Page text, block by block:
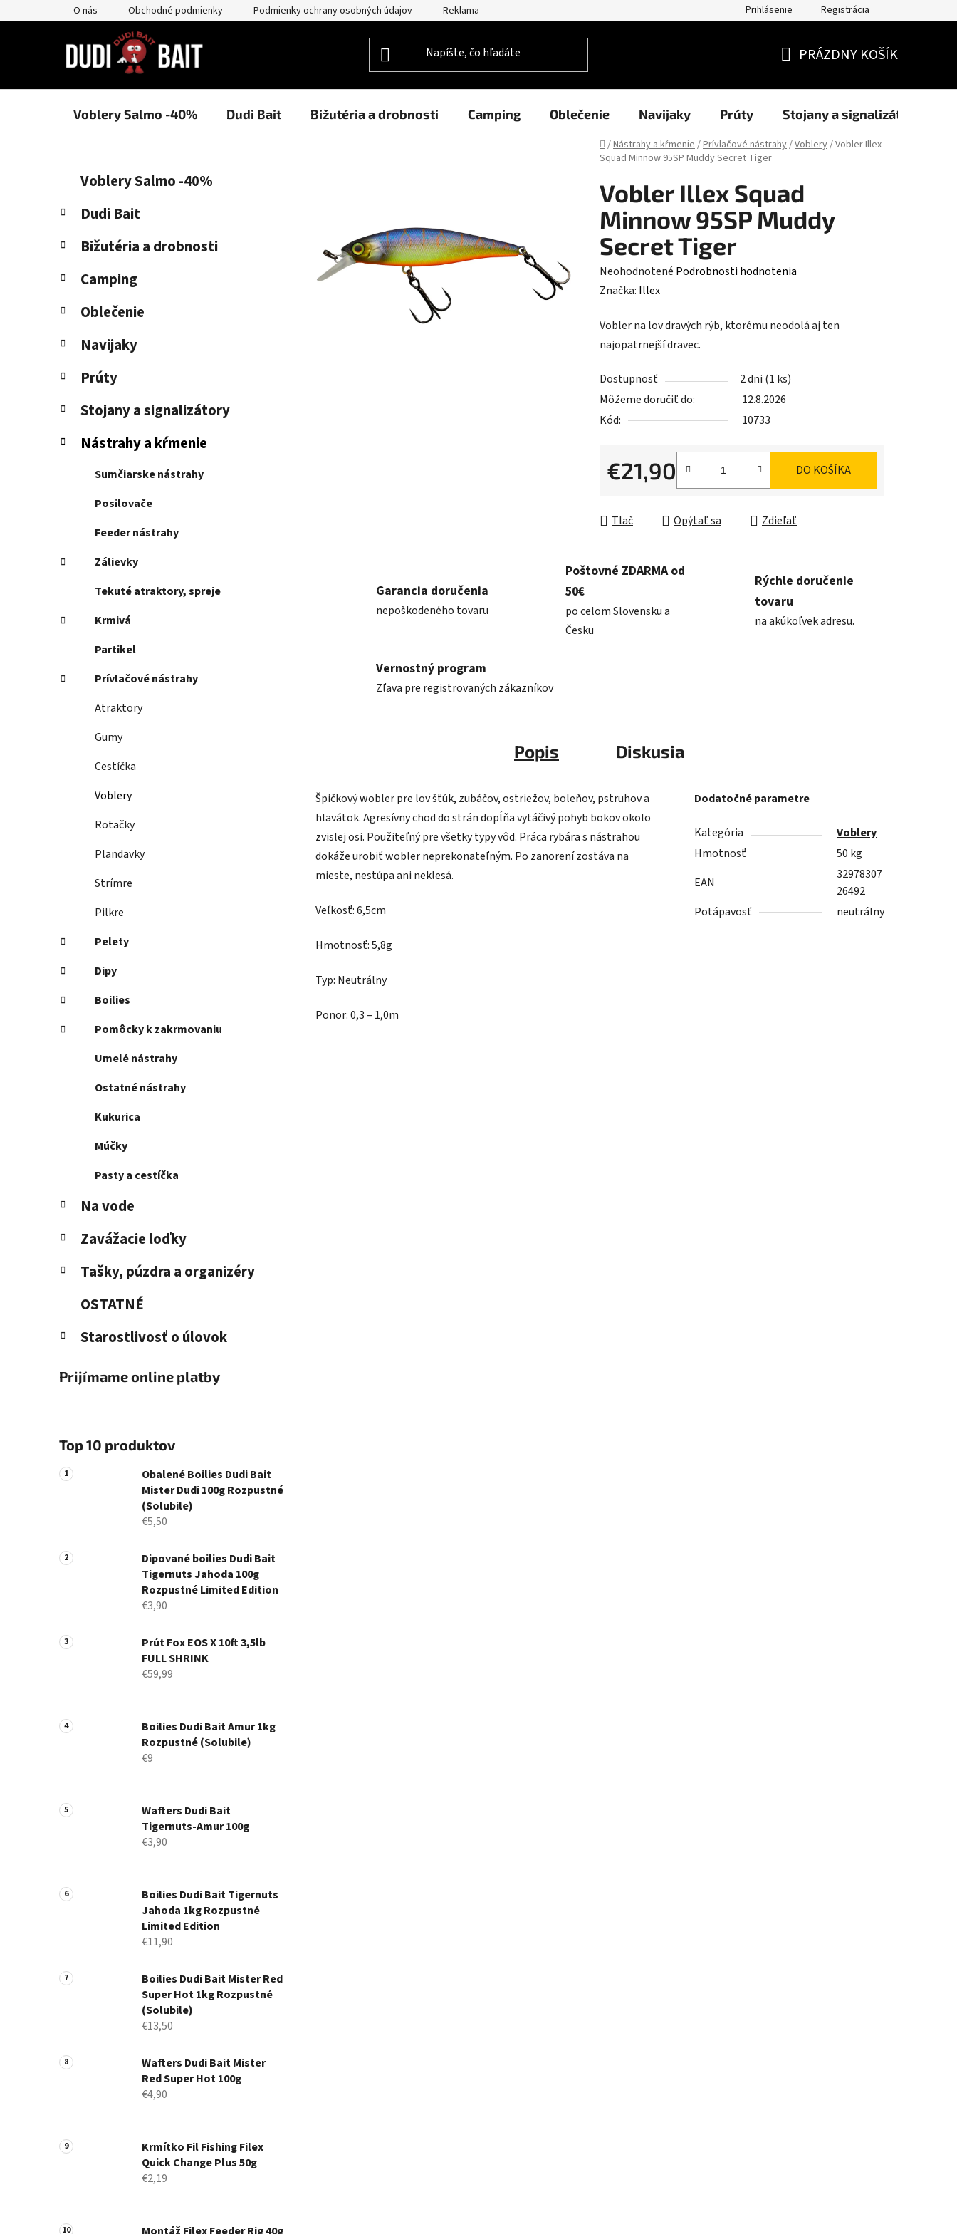
na
O nás Obchodné podmienky Podmienky ochrany osobných údajov Reklamačný poriadok Formuláre NAŠI PARTNERI -
Prihlásenie Registrácia
KOŠÍK
PRÁZDNY KOŠÍK
Voblery Salmo -40% Dudi Bait Bižutéria a drobnosti Camping Oblečenie Navijaky Prúty Stojany a signalizátory
Domov
/Nástrahy a kŕmenie/Prívlačové nástrahy/Voblery/Vobler Illex
Squad Minnow 95SP Muddy Secret Tiger
č
ý
a
n
l
Preskočiť
kategórie
e
ó
i
Voblery Salmo -40%
Dudi Bait
Bižutéria a drobnosti
Camping
Oblečenie
Navijaky
Prúty
Stojany a signalizátory
Nástrahy a kŕmenie
Sumčiarske nástrahy
Posilovače
Feeder nástrahy
Zálievky
Tekuté atraktory, spreje
Krmivá
Partikel
Prívlačové nástrahy
Atraktory
Gumy
Cestíčka
Voblery
Rotačky
Plandavky
Strímre
Pilkre
Pelety
Dipy
Boilies
Pomôcky k zakrmovaniu
Umelé nástrahy
Ostatné nástrahy
Kukurica
Múčky
Pasty a cestíčka
Na vode
Zavážacie loďky
Tašky, púzdra a organizéry
OSTATNÉ
Starostlivosť o úlovok
Prijímame online platby
Top 10 produktov
Obalené Boilies Dudi Bait
Mister Dudi 100g Rozpustné
(Solubile)
€5,50
Dipované boilies Dudi Bait
Tigernuts Jahoda 100g
Rozpustné Limited Edition
€3,90
Prút Fox EOS X 10ft 3,5lb
FULL SHRINK
€59,99
Boilies Dudi Bait Amur 1kg
Rozpustné (Solubile)
€9
Wafters Dudi Bait
Tigernuts-Amur 100g
€3,90
Boilies Dudi Bait Tigernuts
Jahoda 1kg Rozpustné
Limited Edition
€11,90
Boilies Dudi Bait Mister Red
Super Hot 1kg Rozpustné
(Solubile)
€13,50
Wafters Dudi Bait Mister
Red Super Hot 100g
€4,90
Krmítko Fil Fishing Filex
Quick Change Plus 50g
€2,19
Vobler Illex Squad
Minnow 95SP Muddy
Secret Tiger
Priemerné
hodnotenie
je
0,0
5
hviezdičiek.
Neohodnotené Podrobnosti hodnotenia
Značka: Illex
Vobler na lov dravých rýb, ktorému neodolá aj ten
najopatrnejší dravec.
Dostupnosť 2 dni (1 ks)
Môžeme doručiť do:
12.8.2026
Kód:
10733
€21,90
Jednotková cena:
DO KOŠÍKA
Tlač Opýtať sa Zdieľať
Garancia doručenia
nepoškodeného tovaru
Poštovné ZDARMA od
50€
po celom Slovensku a
Česku
Rýchle doručenie
tovaru
na akúkoľvek adresu.
Vernostný program
Zľava pre registrovaných zákazníkov
Popis Diskusia
Špičkový wobler pre lov šťúk, zubáčov, ostriežov, boleňov, pstruhov a
hlavátok. Agresívny chod do strán dopĺňa vytáčivý pohyb bokov okolo
zvislej osi. Použiteľný pre všetky typy vôd. Práca rybára s nástrahou
dokáže urobiť wobler neprekonateľným. Po zanorení zostáva na
mieste, nestúpa ani neklesá.
Veľkosť: 6,5cm
Hmotnosť: 5,8g
Typ: Neutrálny
Ponor: 0,3 – 1,0m
Dodatočné parametre
Kategória
Voblery
Hmotnosť
50 kg
EAN
32978307
26492
Potápavosť
neutrálny